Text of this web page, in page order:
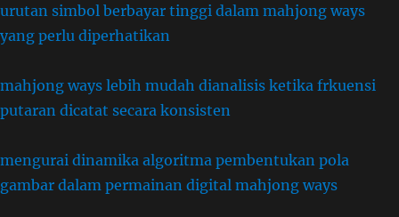
urutan simbol berbayar tinggi dalam mahjong ways
yang perlu diperhatikan
mahjong ways lebih mudah dianalisis ketika frkuensi
putaran dicatat secara konsisten
mengurai dinamika algoritma pembentukan pola
gambar dalam permainan digital mahjong ways